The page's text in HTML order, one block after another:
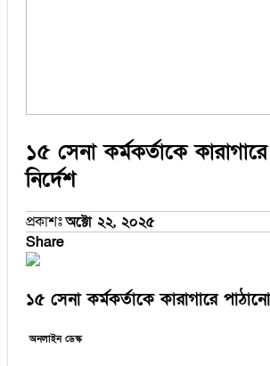
১৫ সেনা কর্মকর্তাকে
নির্দেশ
প্রকাশঃঅক্টো ২২, ২০২৫
Share
১৫ সেনা কর্মকর্তাকে কারাগারে
অনলাইন ডেস্ক